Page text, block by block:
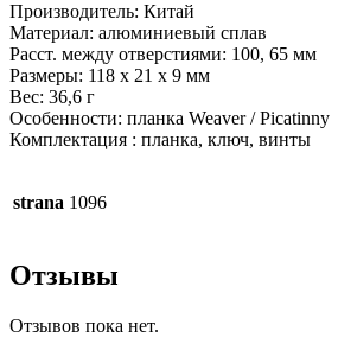
Производитель: Китай
Материал: алюминиевый сплав
Расст. между отверстиями: 100, 65 мм
Размеры: 118 х 21 х 9 мм
Вес: 36,6 г
Особенности: планка Weaver / Picatinny
Комплектация : планка, ключ, винты
strana 1096
Отзывы
Отзывов пока нет.